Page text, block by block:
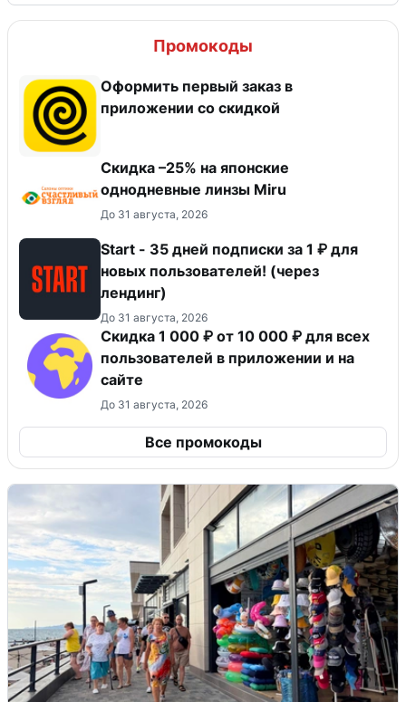
Промокоды
Оформить первый заказ в
приложении со скидкой
Скидка –25% на японские
однодневные линзы Miru
До 31 августа, 2026
Start - 35 дней подписки за 1 ₽ для
новых пользователей! (через
лендинг)
До 31 августа, 2026
Скидка 1 000 ₽ от 10 000 ₽ для всех
пользователей в приложении и на
сайте
До 31 августа, 2026
Все промокоды